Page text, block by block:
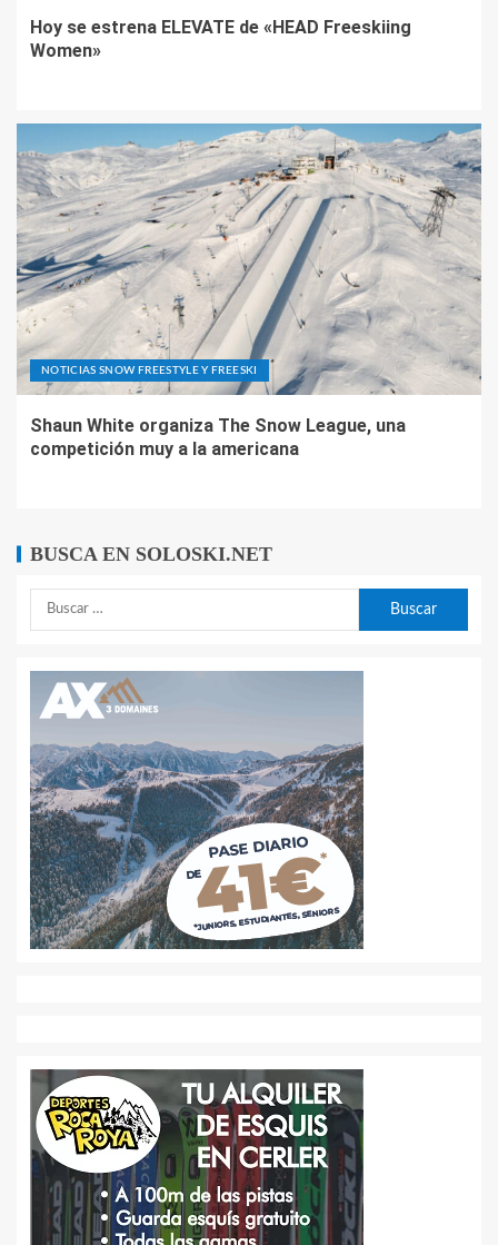
Hoy se estrena ELEVATE de «HEAD Freeskiing
Women»
NOTICIAS SNOW FREESTYLE Y FREESKI
Shaun White organiza The Snow League, una
competición muy a la americana
BUSCA EN SOLOSKI.NET